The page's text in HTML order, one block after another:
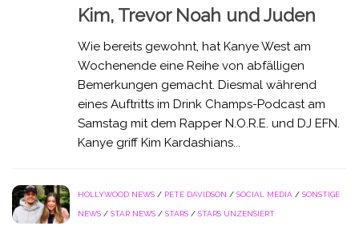
Kim, Trevor Noah und Juden
Wie bereits gewohnt, hat Kanye West am
Wochenende eine Reihe von abfälligen
Bemerkungen gemacht. Diesmal während
eines Auftritts im Drink Champs-Podcast am
Samstag mit dem Rapper N.O.R.E. und DJ EFN.
Kanye griff Kim Kardashians...
HOLLYWOOD NEWS / PETE DAVIDSON / SOCIAL MEDIA / SONSTIGE
NEWS / STAR NEWS / STARS / STARS UNZENSIERT